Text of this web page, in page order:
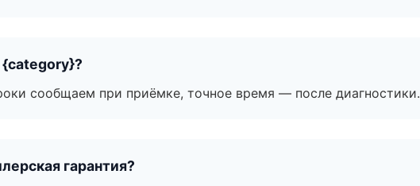
{category}?
сообщаем при приёмке, точное время — после диагностики.
гарантия?